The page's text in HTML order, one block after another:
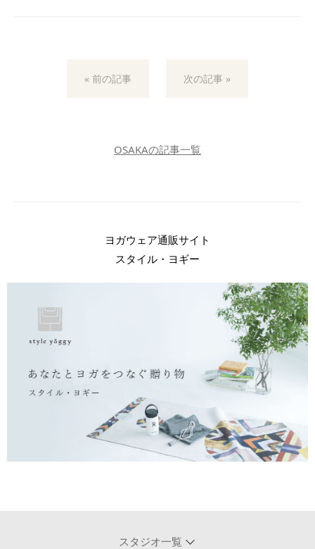
« 前の記事 次の記事 »
OSAKAの記事一覧
ヨガウェア通販サイト
スタイル・ヨギー
スタジオ一覧